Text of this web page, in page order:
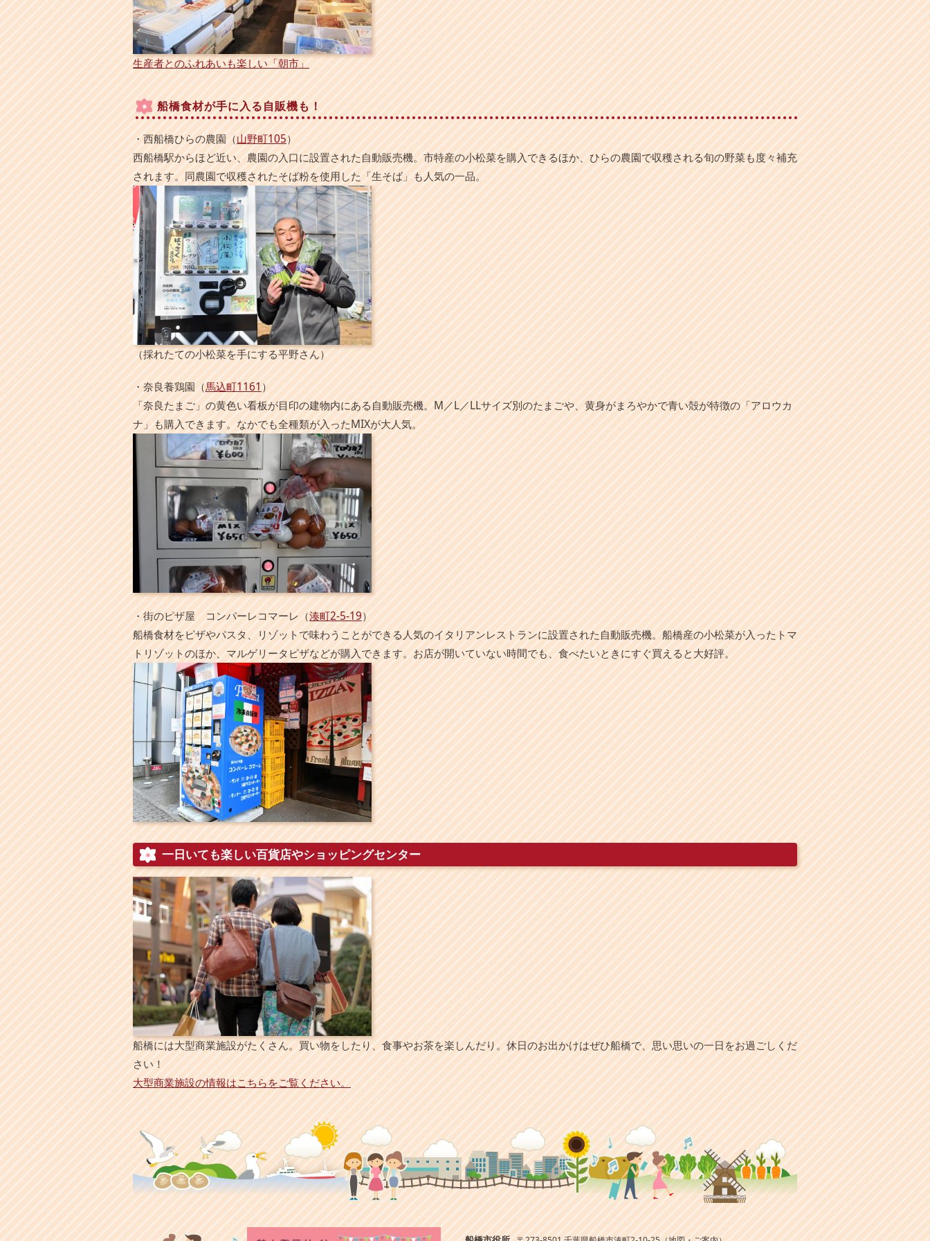
生産者とのふれあいも楽しい「朝市」
船橋食材が手に入る自販機も！
・西船橋ひらの農園（山野町105）
西船橋駅からほど近い、農園の入口に設置された自動販売機。市特産の小松菜を購入できるほか、ひらの農園で収穫される旬の野菜も度々補充
されます。同農園で収穫されたそば粉を使用した「生そば」も人気の一品。
（採れたての小松菜を手にする平野さん）
・奈良養鶏園（馬込町1161 ）
「奈良たまご」の黄色い看板が目印の建物内にある自動販売機。M／L／LLサイズ別のたまごや、黄身がまろやかで青い殻が特徴の「アロウカ
ナ」も購入できます。なかでも全種類が入ったMIXが大人気。
・街のピザ屋 コンパーレコマーレ（湊町2-5-19）
船橋食材をピザやパスタ、リゾットで味わうことができる人気のイタリアンレストランに設置された自動販売機。船橋産の小松菜が入ったトマ
トリゾットのほか、マルゲリータピザなどが購入できます。お店が開いていない時間でも、食べたいときにすぐ買えると大好評。
一日いても楽しい百貨店やショッピングセンター
船橋には大型商業施設がたくさん。買い物をしたり、食事やお茶を楽しんだり。休日のお出かけはぜひ船橋で、思い思いの一日をお過ごしくだ
さい！
大型商業施設の情報はこちらをご覧ください。